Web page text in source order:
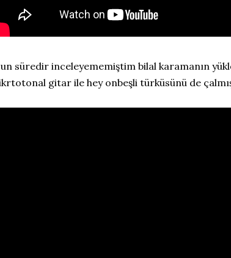
süredir inceleyememiştim bilal karamanın
gitar ile hey onbeşli türküsünü de